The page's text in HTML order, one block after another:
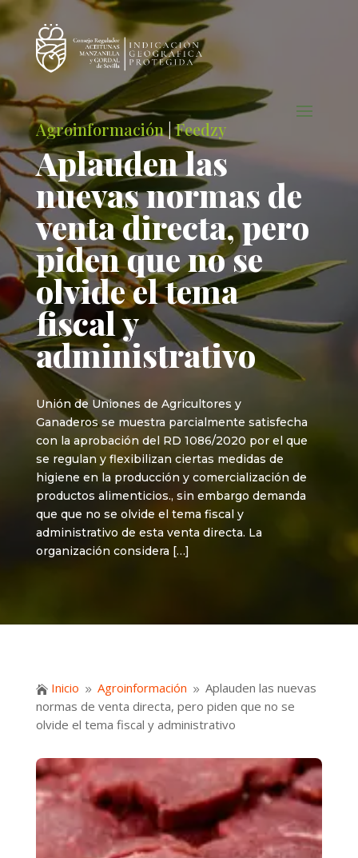
Agroinformación|Feedzy
Aplauden las
nuevas normas de
venta directa, pero
piden que no se
olvide el tema
fiscal y
administrativo
Unión de Uniones de Agricultores y
Ganaderos se muestra parcialmente satisfecha
con la aprobación del RD 1086/2020 por el que
se regulan y flexibilizan ciertas medidas de
higiene en la producción y comercialización de
productos alimenticios., sin embargo demanda
que que no se olvide el tema fiscal y
administrativo de esta venta directa. La
organización considera […]
 Inicio 9 Agroinformación 9 Aplauden las nuevas
normas de venta directa, pero piden que no se
olvide el tema fiscal y administrativo